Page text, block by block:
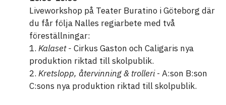
Liveworkshop på Teater Buratino i Göteborg där
du får följa Nalles regiarbete med två
föreställningar:
1. Kalaset - Cirkus Gaston och Caligaris nya
produktion riktad till skolpublik.
2. Kretslopp, återvinning & trolleri- A:son B:son
C:sons nya produktion riktad till skolpublik.